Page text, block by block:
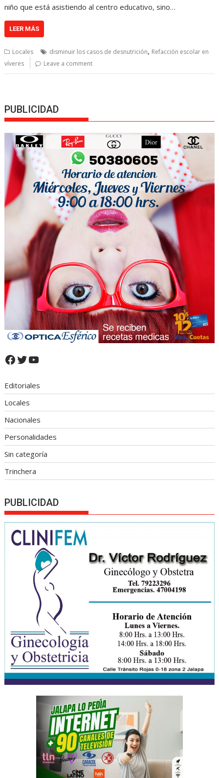
niño que está asistiendo al centro educativo, sino…
LEER MÁS
Locales disminuir los casos de desnutrición, Refacción escolar en
víveres
Leave a comment
PUBLICIDAD
Facebook
Twitter
YouTube
Editoriales
Locales
Nacionales
Personalidades
Sin categoría
Trinchera
PUBLICIDAD